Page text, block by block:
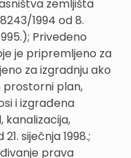
zemljišta
1994 od 8.
Privedeno
je pripremljeno za
za izgradnju ako
prostorni plan,
i izgrađena
siječnja 1998.;
prava